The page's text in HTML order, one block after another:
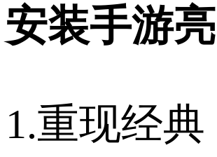
安装手游
1.重现经典